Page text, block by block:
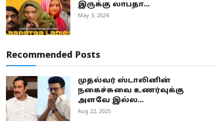
இருக்கு லாபதா...
May 3, 2024
Recommended Posts
முதல்வர் ஸ்டாலினின்
நகைச்சுவை உணர்வுக்கு
அளவே இல்ல...
Aug 22, 2025